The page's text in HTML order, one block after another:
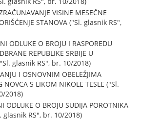
VISINE MESEČNE
STANOVA ("Sl. glasnik RS",
ODLUKE O BROJU I RASPOREDU
REPUBLIKE SRBIJE U
glasnik RS", br. 10/2018)
I OSNOVNIM OBELEŽJIMA
NOVCA S LIKOM NIKOLE TESLE ("Sl.
2018)
ODLUKE O BROJU SUDIJA POROTNIKA
glasnik RS", br. 10/2018)